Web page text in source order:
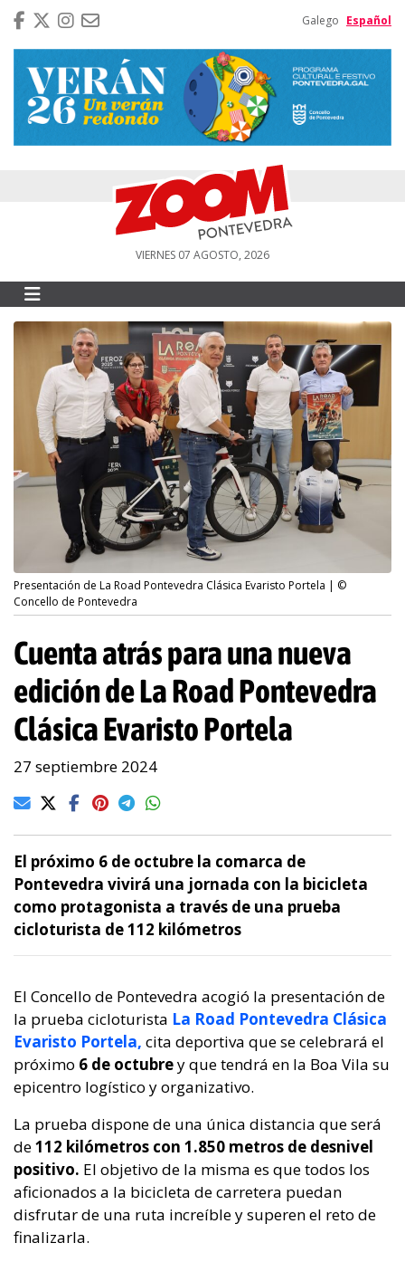
Galego Español
VIERNES 07 AGOSTO, 2026
Presentación de La Road Pontevedra Clásica Evaristo Portela | ©
Concello de Pontevedra
Cuenta atrás para una nueva
edición de La Road Pontevedra
Clásica Evaristo Portela
27 septiembre 2024
El próximo 6 de octubre la comarca de
Pontevedra vivirá una jornada con la bicicleta
como protagonista a través de una prueba
cicloturista de 112 kilómetros
El Concello de Pontevedra acogió la presentación de
la prueba cicloturista La Road Pontevedra Clásica
Evaristo Portela, cita deportiva que se celebrará el
próximo 6 de octubrey que tendrá en la Boa Vila su
epicentro logístico y organizativo.
La prueba dispone de una única distancia que será
de112 kilómetros con 1.850 metros de desnivel
positivo. El objetivo de la misma es que todos los
aficionados a la bicicleta de carretera puedan
disfrutar de una ruta increíble y superen el reto de
finalizarla.